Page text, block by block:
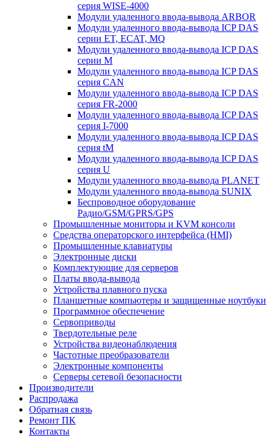
серия WISE-4000
Модули удаленного ввода-вывода ARBOR
Модули удаленного ввода-вывода ICP DAS
серии ET, ECAT, MQ
Модули удаленного ввода-вывода ICP DAS
серии M
Модули удаленного ввода-вывода ICP DAS
серия CAN
Модули удаленного ввода-вывода ICP DAS
серия FR-2000
Модули удаленного ввода-вывода ICP DAS
серия I-7000
Модули удаленного ввода-вывода ICP DAS
серия tM
Модули удаленного ввода-вывода ICP DAS
серия U
Модули удаленного ввода-вывода PLANET
Модули удаленного ввода-вывода SUNIX
Беспроводное оборудование
Радио/GSM/GPRS/GPS
Промышленные мониторы и KVM консоли
Средства операторского интерфейса (HMI)
Промышленные клавиатуры
Электронные диски
Комплектующие для серверов
Платы ввода-вывода
Устройства плавного пуска
Планшетные компьютеры и защищенные ноутбуки
Программное обеспечение
Сервоприводы
Твердотельные реле
Устройства видеонаблюдения
Частотные преобразователи
Электронные компоненты
Серверы сетевой безопасности
Производители
Распродажа
Обратная связь
Ремонт ПК
Контакты